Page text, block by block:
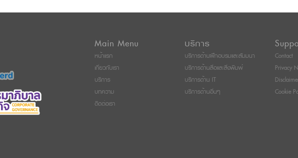
Main Menu
หน้าแรก
เกี่ยวกับเรา
บริการ
บทความ
ติดต่อเรา
บริการ
บริการด้านฝึกอบรมและสัมมนา
บริการด้านสื่อและสิ่งพิมพ์
บริการด้าน IT
บริการด้านอื่นๆ
Contact
Privacy
Cookie